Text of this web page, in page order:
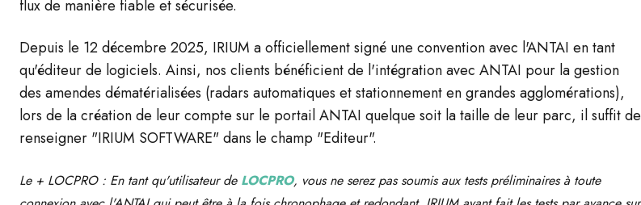
flux de manière fiable et sécurisée.
Depuis le 12 décembre 2025, IRIUM a officiellement signé une convention avec l'ANTAI en tant
qu'éditeur de logiciels. Ainsi, nos clients bénéficient de l'intégration avec ANTAI pour la gestion
des amendes dématérialisées (radars automatiques et stationnement en grandes agglomérations),
lors de la création de leur compte sur le portail ANTAI quelque soit la taille de leur parc, il suffit de
renseigner "IRIUM SOFTWARE" dans le champ "Editeur".
Le + LOCPRO : En tant qu'utilisateur de LOCPRO, vous ne serez pas soumis aux tests préliminaires à toute